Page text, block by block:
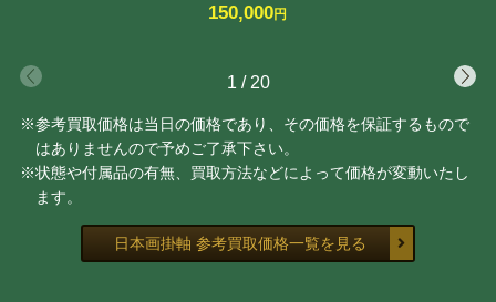
150,000円
1 / 20
※参考買取価格は当日の価格であり、その価格を保証するもので
はありませんので予めご了承下さい。
※状態や付属品の有無、買取方法などによって価格が変動いたし
ます。
日本画掛軸 参考買取価格一覧を見る